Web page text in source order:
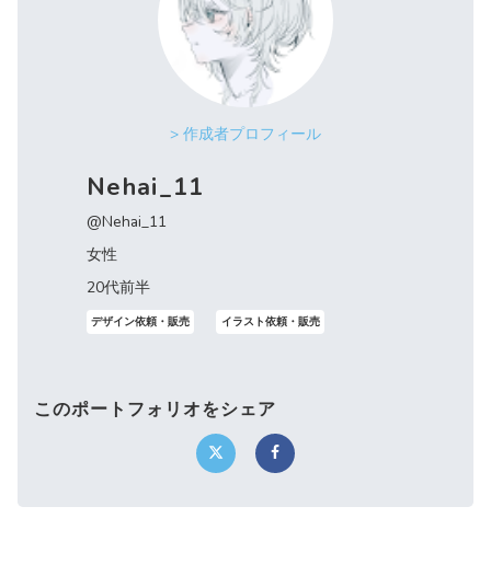
> 作成者プロフィール
Nehai_11
@Nehai_11
女性
20代前半
デザイン依頼・販売 イラスト依頼・販売
このポートフォリオをシェア